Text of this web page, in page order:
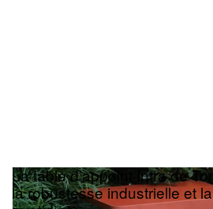
La table d’appoint Intra de
la robustesse industrielle et